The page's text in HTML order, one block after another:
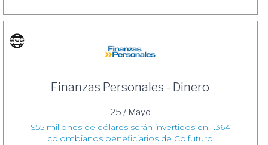
Finanzas Personales - Dinero
25 / Mayo
$55 millones de dólares serán invertidos en 1.364
colombianos beneficiarios de Colfuturo